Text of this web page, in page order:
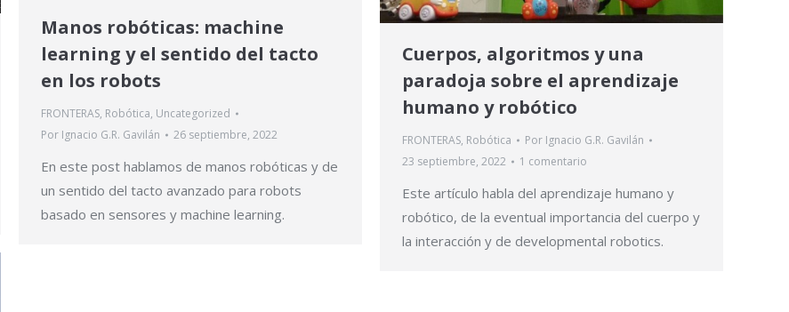
Manos robóticas: machine
learning y el sentido del tacto
en los robots
FRONTERAS, Robótica, Uncategorized
Por Ignacio G.R. Gavilán 26 septiembre, 2022
En este post hablamos de manos robóticas y de
un sentido del tacto avanzado para robots
basado en sensores y machine learning.
Cuerpos, algoritmos y una
paradoja sobre el aprendizaje
humano y robótico
FRONTERAS, Robótica Por Ignacio G.R. Gavilán
23 septiembre, 2022
1 comentario
Este artículo habla del aprendizaje humano y
robótico, de la eventual importancia del cuerpo y
la interacción y de developmental robotics.